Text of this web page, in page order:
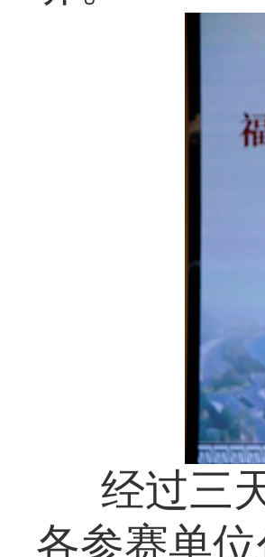
经过三
各参赛单